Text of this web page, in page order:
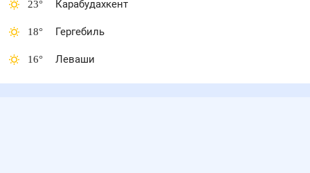
23° Карабудахкент
18° Гергебиль
16° Леваши